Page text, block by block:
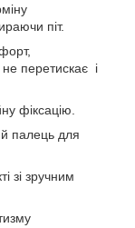
піт.
перетискає і
фіксацію.
палець для
зі зручним